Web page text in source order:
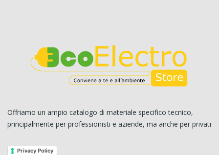
Offriamo un ampio catalogo di materiale specifico tecnico,
principalmente per professionisti e aziende, ma anche per privati
Privacy Policy